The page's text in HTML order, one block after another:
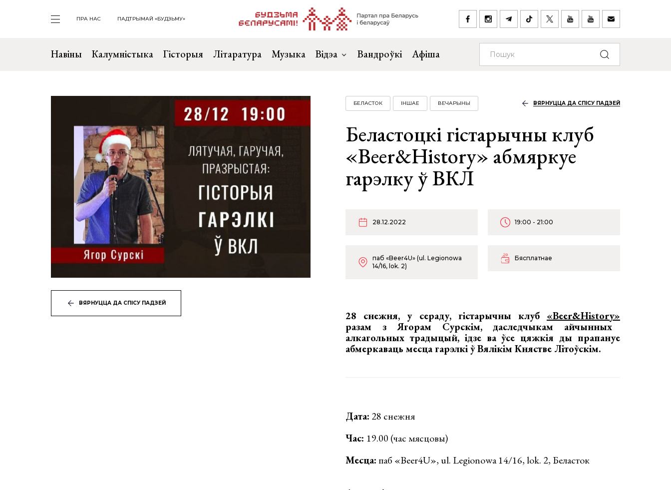
ПРА НАС ПАДТРЫМАЙ «БУДЗЬМУ»
Навіны Калумністыка Гісторыя Літаратура Музыка Відэа Вандроўкі Афіша
ВЯРНУЦЦА ДА СПІСУ ПАДЗЕЙ
БЕЛАСТОК ІНШАЕ ВЕЧАРЫНЫ ВЯРНУЦЦА ДА СПІСУ ПАДЗЕЙ
Беластоцкі гістарычны клуб
«Beer&History» абмяркуе
гарэлку ў ВКЛ
28.12.2022 19:00 - 21:00
паб «Beer4U» (ul. Legionowa
14/16, lok. 2)
Бясплатнае
28 снежня, у сераду, гістарычны клуб «Beer&History»
разам з Ягорам Сурскім, даследчыкам айчынных
алкагольных традыцый, ідзе ва ўсе цяжкія ды прапануе
абмеркаваць месца гарэлкі ў Вялікім Княстве Літоўскім.
Дата: 28 снежня
Час: 19.00 (час мясцовы)
Месца: паб «Beer4U», ul. Legionowa 14/16, lok. 2, Беласток